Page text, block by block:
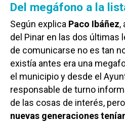
Del megáfono a la
Según explica Paco Ibáñez,
del Pinar en las dos últimas
de comunicarse no es tan
existía antes era una
el municipio y desde el
responsable de turno
de las cosas de interés, pero
nuevas generaciones